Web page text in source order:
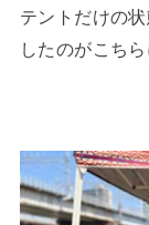
テントだけの
したのがこちら